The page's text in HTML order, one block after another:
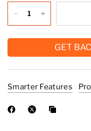
GET
Smarter Features